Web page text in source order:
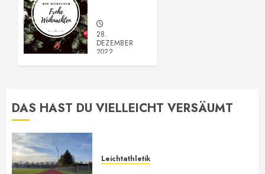
28.
DEZEMBER
2022
0
DAS HAST DU VIELLEICHT VERSÄUMT
Leichtathletik